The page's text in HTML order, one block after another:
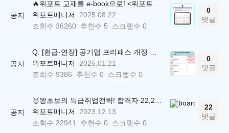
공지
위포트매니저
2025.08.22
조회수 36260 추천수 5 스크랩수 0
0
댓글
공지
위포트매니저
2025.01.21
조회수 9386 추천수 0 스크랩수 0
0
댓글
공지
위포트매니저
2023.12.13
조회수 22941 추천수 0 스크랩수 0
22
댓글